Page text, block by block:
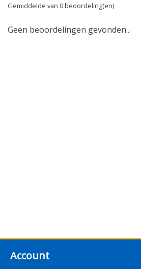
Gemiddelde van 0 beoordeling(en)
Geen beoordelingen gevonden...
Account